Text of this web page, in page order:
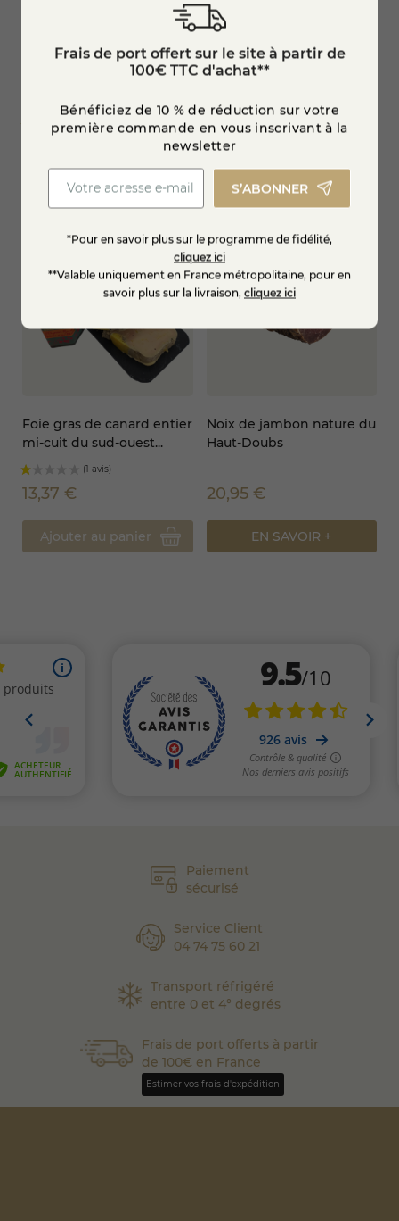
Filet mignon de porc
Ajouter au panier
Saucisse de Morteau Label
12,95 €
Ajouter au panier
Foie gras de canard entier
mi-cuit du sud-ouest...
13,37 €
Ajouter au panier
Noix de jambon nature du
Haut-Doubs
20,95 €
EN SAVOIR +
Paiement
sécurisé
Service Client
04 74 75 60 21
Transport réfrigéré
entre 0 et 4° degrés
Frais de port offerts à partir
de 100€ en France
Estimer vos frais d'expédition
Frais de port offert sur le site à partir de
100€ TTC d'achat**
Bénéficiez de 10 % de réduction sur votre
première commande en vous inscrivant à la
newsletter
S’ABONNER
*Pour en savoir plus sur le programme de fidélité,
cliquez ici
**Valable uniquement en France métropolitaine, pour en
savoir plus sur la livraison, cliquez ici